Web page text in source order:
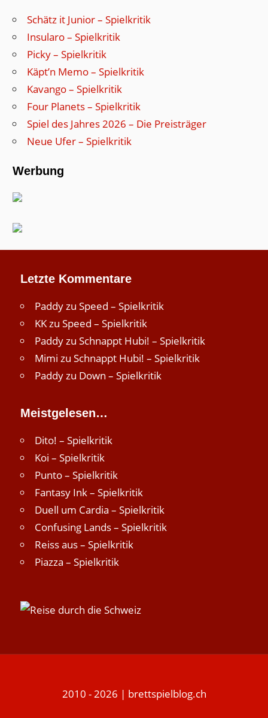
Schätz it Junior – Spielkritik
Insularo – Spielkritik
Picky – Spielkritik
Käpt’n Memo – Spielkritik
Kavango – Spielkritik
Four Planets – Spielkritik
Spiel des Jahres 2026 – Die Preisträger
Neue Ufer – Spielkritik
Werbung
Letzte Kommentare
Paddyzu Speed – Spielkritik
KKzu Speed – Spielkritik
Paddyzu Schnappt Hubi! – Spielkritik
Mimi zu Schnappt Hubi! – Spielkritik
Paddyzu Down – Spielkritik
Meistgelesen…
Dito! – Spielkritik
Koi – Spielkritik
Punto – Spielkritik
Fantasy Ink – Spielkritik
Duell um Cardia – Spielkritik
Confusing Lands – Spielkritik
Reiss aus – Spielkritik
Piazza – Spielkritik
2010 - 2026 | brettspielblog.ch